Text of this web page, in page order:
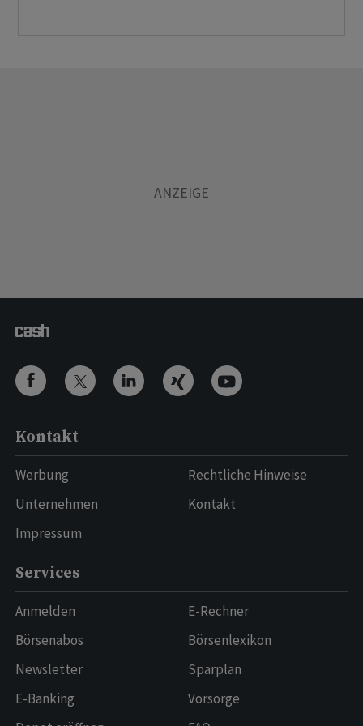
Kontakt
Werbung
Unternehmen
Impressum
Rechtliche Hinweise
Kontakt
Services
Anmelden
Börsenabos
Newsletter
E-Banking
E-Rechner
Börsenlexikon
Sparplan
Vorsorge